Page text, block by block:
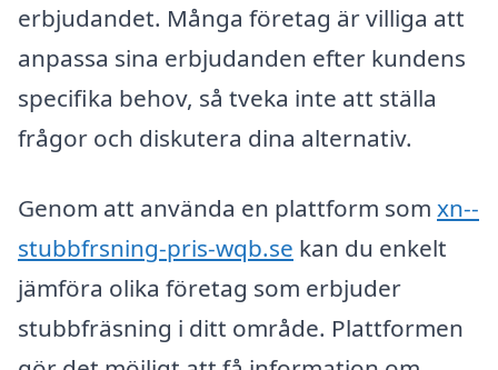
erbjudandet. Många företag är villiga att
anpassa sina erbjudanden efter kundens
specifika behov, så tveka inte att ställa
frågor och diskutera dina alternativ.
Genom att använda en plattform som xn--
stubbfrsning-pris-wqb.se kan du enkelt
jämföra olika företag som erbjuder
stubbfräsning i ditt område. Plattformen